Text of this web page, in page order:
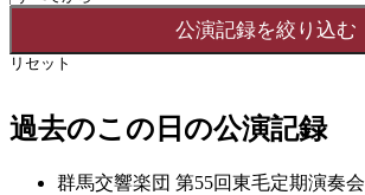
リセット
過去のこの日の公演記録
群馬交響楽団 第55回東毛定期演奏会